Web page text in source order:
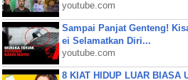
youtube.com
Sampai Panjat Genteng!
ei Selamatkan Diri...
youtube.com
8 KIAT HIDUP LUAR BIASA